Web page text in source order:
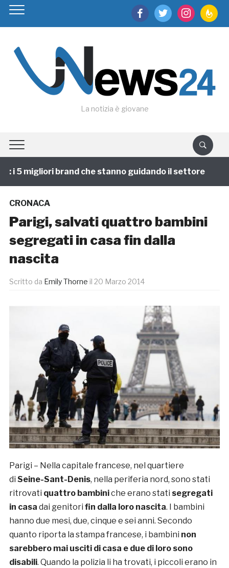
facebooktwitter instagram
La notizia è giovane
5 migliori brand che stanno guidando il settore
CRONACA
Parigi, salvati quattro bambini
segregati in casa fin dalla
nascita
Scritto da Emily Thorne il 20 Marzo 2014
Parigi – Nella capitale francese, nel quartiere
di Seine-Sant-Denis, nella periferia nord, sono stati
ritrovati quattro bambiniche erano stati segregati
in casa dai genitori fin dalla loro nascita. I bambini
hanno due mesi, due, cinque e sei anni. Secondo
quanto riporta la stampa francese, i bambini non
sarebbero mai usciti di casa e due di loro sono
disabili. Quando la polizia li ha trovati, i piccoli erano in